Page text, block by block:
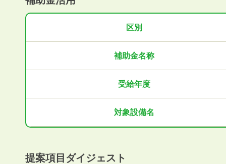
区別
補助金名称
受給年度
対象設備名
提案項目ダイジェスト